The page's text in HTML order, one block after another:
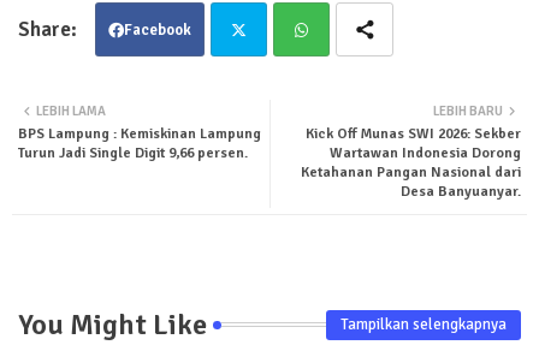
Facebook
ter tsa
LEBIH BARU
Kick Off Munas SWI 2026: Sekber
Wartawan Indonesia Dorong
Ketahanan Pangan Nasional dari
Desa Banyuanyar.
LEBIH LAMA
BPS Lampung : Kemiskinan Lampung
Turun Jadi Single Digit 9,66 persen.
You Might Like Tampilkan selengkapnya